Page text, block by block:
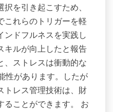
を引き起こすため、
これらのトリガーを軽
ンドフルネスを実践し
キルが向上したと報告
、ストレスは衝動的な
性があります。したが
トレス管理技術は、財
ることができます。 お